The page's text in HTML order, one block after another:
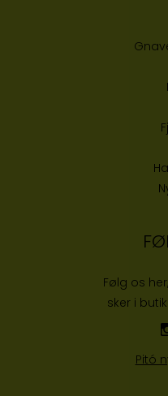
Følg os
sker i
Pitó